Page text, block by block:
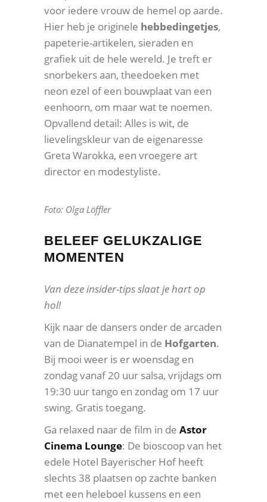
voor iedere vrouw de hemel op aarde.
Hier heb je originele hebbedingetjes,
papeterie-artikelen, sieraden en
grafiek uit de hele wereld. Je treft er
snorbekers aan, theedoeken met
neon ezel of een bouwplaat van een
eenhoorn, om maar wat te noemen.
Opvallend detail: Alles is wit, de
lievelingskleur van de eigenaresse
Greta Warokka, een vroegere art
director en modestyliste.
Foto: Olga Löffler
BELEEF GELUKZALIGE
MOMENTEN
Van deze insider-tips slaat je hart op
hol!
Kijk naar de dansers onder de arcaden
van de Dianatempel in de Hofgarten.
Bij mooi weer is er woensdag en
zondag vanaf 20 uur salsa, vrijdags om
19:30 uur tango en zondag om 17 uur
swing. Gratis toegang.
Ga relaxed naar de film in de Astor
Cinema Lounge: De bioscoop van het
edele Hotel Bayerischer Hof heeft
slechts 38 plaatsen op zachte banken
met een heleboel kussens en een